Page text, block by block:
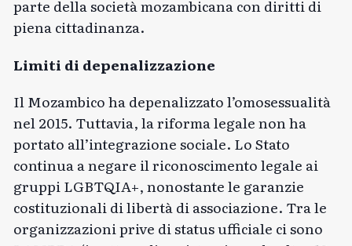
parte della società mozambicana con diritti di
piena cittadinanza.
Limiti di depenalizzazione
Il Mozambico ha depenalizzato l’omosessualità
nel 2015. Tuttavia, la riforma legale non ha
portato all’integrazione sociale. Lo Stato
continua a negare il riconoscimento legale ai
gruppi LGBTQIA+, nonostante le garanzie
costituzionali di libertà di associazione. Tra le
organizzazioni prive di status ufficiale ci sono